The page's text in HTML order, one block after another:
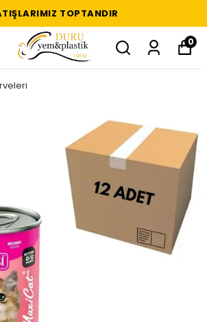
TOPTANDIR
0